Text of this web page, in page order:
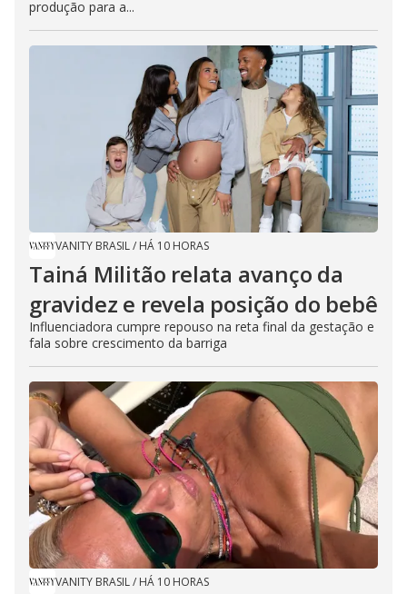
produção para a...
VANITY BRASIL/ HÁ 10 HORAS
Tainá Militão relata avanço da
gravidez e revela posição do bebê
Influenciadora cumpre repouso na reta final da gestação e
fala sobre crescimento da barriga
VANITY BRASIL/ HÁ 10 HORAS